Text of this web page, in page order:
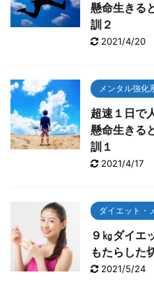
懸命生きる
訓２
2021/4/20
メンタル強化
超速１日で
懸命生きる
訓１
2021/4/17
ダイエット・
９㎏ダイエ
もたらした
2021/5/24